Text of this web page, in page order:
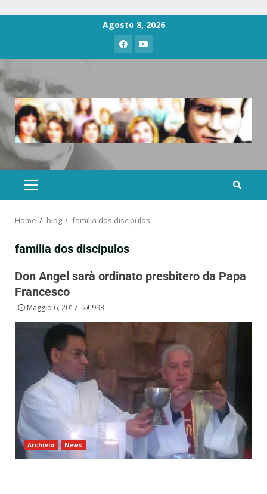
Agosto 8, 2026
Home blog familia dos discipulos
familia dos discipulos
Don Angel sarà ordinato presbitero da Papa
Francesco
Maggio 6, 2017 993
Archivio News